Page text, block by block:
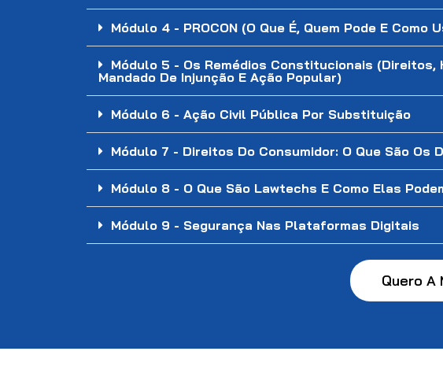
Módulo 4 - PROCON (O Que É, Quem Pode E Como
Módulo 5 - Os Remédios Constitucionais (Direitos,
Mandado De Injunção E Ação Popular)
Módulo 6 - Ação Civil Pública Por Substituição
Módulo 7 - Direitos Do Consumidor: O Que São Os
Módulo 8 - O Que São Lawtechs E Como Elas
Módulo 9 - Segurança Nas Plataformas Digitais
Quero A